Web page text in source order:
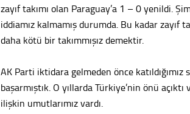
zayıf takımı olan Paraguay’a 1 – 0 yenildi.
iddiamız kalmamış durumda. Bu kadar
daha kötü bir takımmışız demektir.
AK Parti iktidara gelmeden önce
başarmıştık. O yıllarda Türkiye’nin önü
ilişkin umutlarımız vardı.